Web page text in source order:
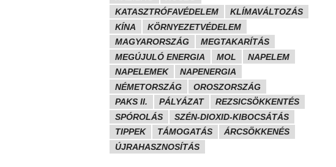
KATASZTRÓFAVÉDELEM
KLÍMAVÁLTOZÁS
KÍNA
KÖRNYEZETVÉDELEM
MAGYARORSZÁG
MEGTAKARÍTÁS
MEGÚJULÓ ENERGIA
MOL
NAPELEM
NAPELEMEK
NAPENERGIA
NÉMETORSZÁG
OROSZORSZÁG
PAKS II.
PÁLYÁZAT
REZSICSÖKKENTÉS
SPÓROLÁS
SZÉN-DIOXID-KIBOCSÁTÁS
TIPPEK
TÁMOGATÁS
ÁRCSÖKKENÉS
ÚJRAHASZNOSÍTÁS